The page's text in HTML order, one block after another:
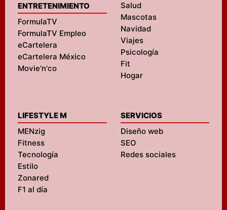
ENTRETENIMIENTO
FormulaTV
FormulaTV Empleo
eCartelera
eCartelera México
Movie'n'co
Salud
Mascotas
Navidad
Viajes
Psicología
Fit
Hogar
LIFESTYLE M
MENzig
Fitness
Tecnología
Estilo
Zonared
F1 al día
SERVICIOS
Diseño web
SEO
Redes sociales